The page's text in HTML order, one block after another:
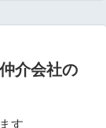
介会社の
す